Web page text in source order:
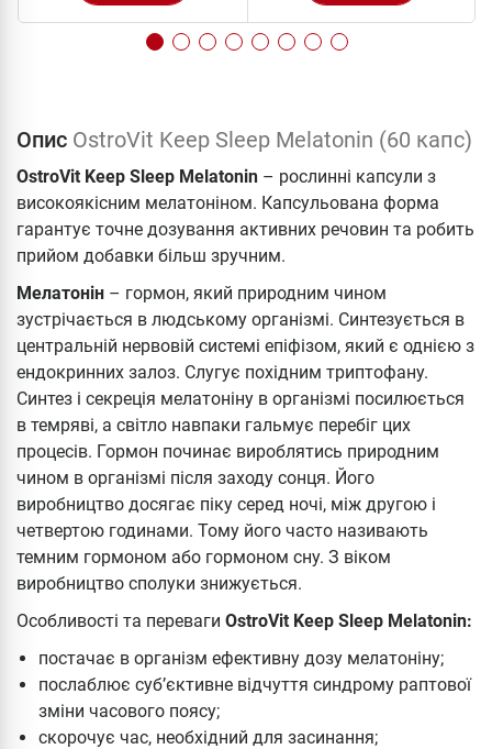
Опис OstroVit Keep Sleep Melatonin (60 капс)
OstroVit Keep Sleep Melatonin – рослинні капсули з
високоякісним мелатоніном. Капсульована форма
гарантує точне дозування активних речовин та робить
прийом добавки більш зручним.
Мелатонін – гормон, який природним чином
зустрічається в людському організмі. Синтезується в
центральній нервовій системі епіфізом, який є однією з
ендокринних залоз. Слугує похідним триптофану.
Синтез і секреція мелатоніну в організмі посилюється
в темряві, а світло навпаки гальмує перебіг цих
процесів. Гормон починає вироблятись природним
чином в організмі після заходу сонця. Його
виробництво досягає піку серед ночі, між другою і
четвертою годинами. Тому його часто називають
темним гормоном або гормоном сну. З віком
виробництво сполуки знижується.
Особливості та переваги OstroVit Keep Sleep Melatonin:
постачає в організм ефективну дозу мелатоніну;
послаблює суб’єктивне відчуття синдрому раптової
зміни часового поясу;
скорочує час, необхідний для засинання;